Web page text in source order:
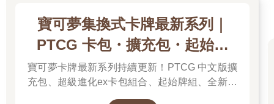
寶可夢集換式卡牌最新系列｜
PTCG 卡包・擴充包・起始牌
組．最新卡牌＆組合一次看
寶可夢卡牌最新系列持續更新！PTCG 中文版擴
充包、超級進化ex卡包組合、起始牌組、全新周